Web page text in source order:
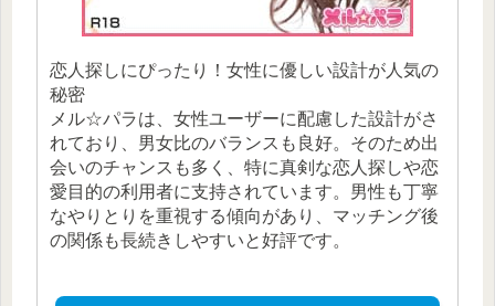
恋人探しにぴったり！女性に優しい設計が人気の
秘密
メル☆パラは、女性ユーザーに配慮した設計がさ
れており、男女比のバランスも良好。そのため出
会いのチャンスも多く、特に真剣な恋人探しや恋
愛目的の利用者に支持されています。男性も丁寧
なやりとりを重視する傾向があり、マッチング後
の関係も長続きしやすいと好評です。